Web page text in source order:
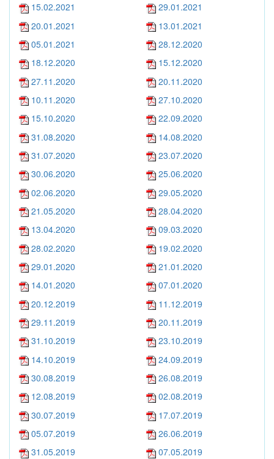
15.02.2021
29.01.2021
20.01.2021
13.01.2021
05.01.2021
28.12.2020
18.12.2020
15.12.2020
27.11.2020
20.11.2020
10.11.2020
27.10.2020
15.10.2020
22.09.2020
31.08.2020
14.08.2020
31.07.2020
23.07.2020
30.06.2020
25.06.2020
02.06.2020
29.05.2020
21.05.2020
28.04.2020
13.04.2020
09.03.2020
28.02.2020
19.02.2020
29.01.2020
21.01.2020
14.01.2020
07.01.2020
20.12.2019
11.12.2019
29.11.2019
20.11.2019
31.10.2019
23.10.2019
14.10.2019
24.09.2019
30.08.2019
26.08.2019
12.08.2019
02.08.2019
30.07.2019
17.07.2019
05.07.2019
26.06.2019
31.05.2019
07.05.2019